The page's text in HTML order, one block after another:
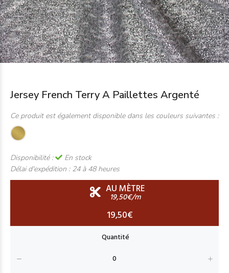
Jersey French Terry A Paillettes Argenté
Ce produit est également disponible dans les couleurs suivantes :
Disponibilité :
En stock
Délai d'expédition : 24 à 48 heures
AU MÈTRE
19,50€/m
19,50€